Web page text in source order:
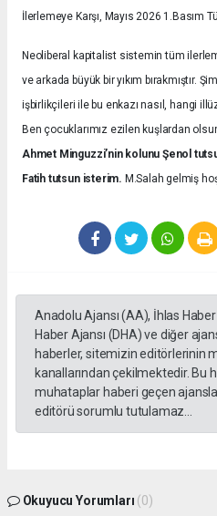
İlerlemeye Karşı, Mayıs 2026 1.Basım
Neoliberal kapitalist sistemin tüm
ve arkada büyük bir yıkım bırakmıştır.
işbirlikçileri ile bu enkazı nasıl, hangi
Ben çocuklarımız ezilen kuşlardan
Ahmet Minguzzi’nin kolunu Şenol
Fatih tutsun isterim. M.Salah gelmiş
Anadolu Ajansı (AA), İhlas
Haber Ajansı (DHA) ve diğer
haberler, sitemizin editörlerinin
kanallarından çekilmektedir. Bu
muhataplar haberi geçen
editörü sorumlu tutulamaz...
Okuyucu Yorumları (0)